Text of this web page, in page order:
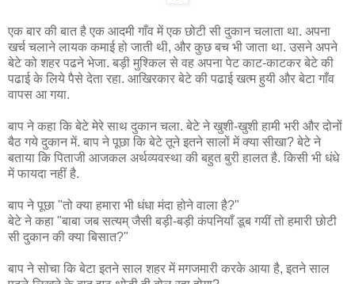
एक बार की बात है एक आदमी गाँव में एक छोटी सी दुकान चलाता था. अपना
खर्च चलाने लायक कमाई हो जाती थी, और कुछ बच भी जाता था. उसने अपने
बेटे को शहर पढने भेजा. बड़ी मुश्किल से वह अपना पेट काट-काटकर बेटे की
पढाई के लिये पैसे देता रहा. आखिरकार बेटे की पढाई खत्म हुयी और बेटा गाँव
वापस आ गया.
बाप ने कहा कि बेटे मेरे साथ दुकान चला. बेटे ने खुशी-खुशी हामी भरी और दोनों
बैठ गये दुकान में. बाप ने पूछा कि बेटे तूने इतने सालों में क्या सीखा? बेटे ने
बताया कि पिताजी आजकल अर्थव्यवस्था की बहुत बुरी हालत है. किसी भी धंधे
में फायदा नहीं है.
बाप ने पूछा "तो क्या हमारा भी धंधा मंदा होने वाला है?"
बेटे ने कहा "बाबा जब सत्यम् जैसी बड़ी-बड़ी कंपनियाँ डूब गयीं तो हमारी छोटी
सी दुकान की क्या बिसात?"
बाप ने सोचा कि बेटा इतने साल शहर में मगजमारी करके आया है, इतने साल